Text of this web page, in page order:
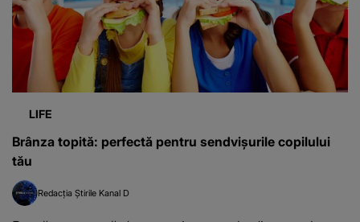
LIFE
Brânza topită: perfectă pentru sendvișurile copilului
tău
Redacția Știrile Kanal D